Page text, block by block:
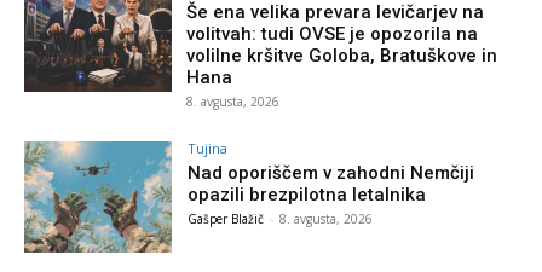
Še ena velika prevara levičarjev na
volitvah: tudi OVSE je opozorila na
volilne kršitve Goloba, Bratuškove in
Hana
8. avgusta, 2026
Tujina
Nad oporiščem v zahodni Nemčiji
opazili brezpilotna letalnika
Gašper Blažič - 8. avgusta, 2026